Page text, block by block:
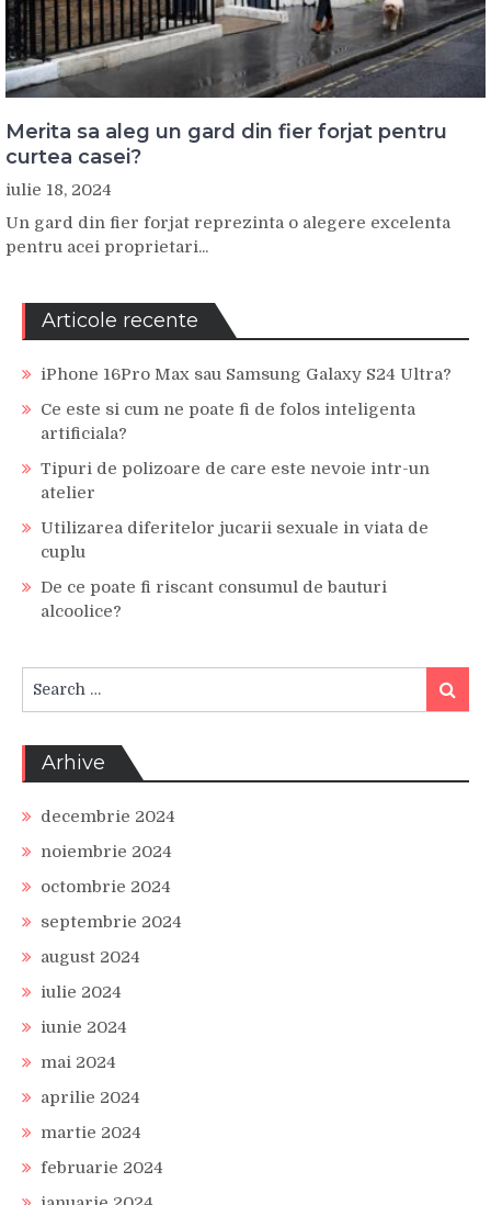
Merita sa aleg un gard din fier forjat pentru
curtea casei?
iulie 18, 2024
Un gard din fier forjat reprezinta o alegere excelenta
pentru acei proprietari...
Articole recente
iPhone 16Pro Max sau Samsung Galaxy S24 Ultra?
Ce este si cum ne poate fi de folos inteligenta
artificiala?
Tipuri de polizoare de care este nevoie intr-un
atelier
Utilizarea diferitelor jucarii sexuale in viata de
cuplu
De ce poate fi riscant consumul de bauturi
alcoolice?
for:
Search
Arhive
decembrie 2024
noiembrie 2024
octombrie 2024
septembrie 2024
august 2024
iulie 2024
iunie 2024
mai 2024
aprilie 2024
martie 2024
februarie 2024